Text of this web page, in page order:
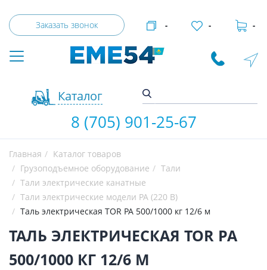
Заказать звонок
Каталог
- - -
8 (705) 901-25-67
Главная
Каталог товаров
Грузоподъемное оборудование
Тали
Тали электрические канатные
Тали электрические модели РА (220 В)
Таль электрическая TOR PA 500/1000 кг 12/6 м
ТАЛЬ ЭЛЕКТРИЧЕСКАЯ TOR PA
500/1000 КГ 12/6 М